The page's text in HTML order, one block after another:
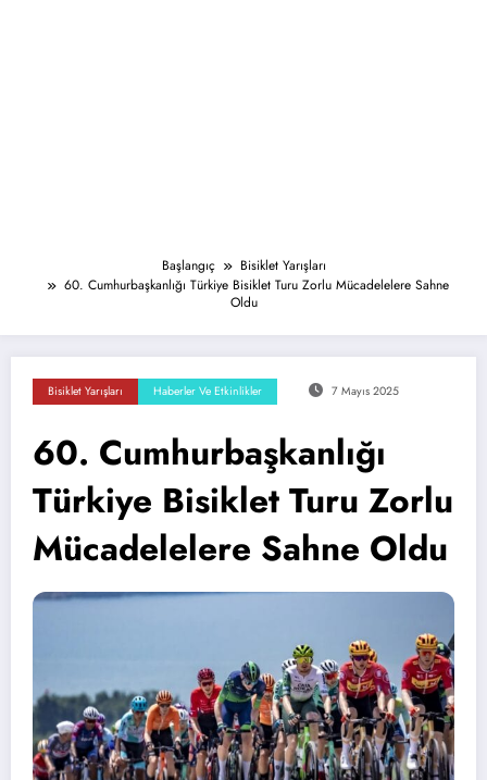
Başlangıç
Bisiklet Yarışları
60. Cumhurbaşkanlığı Türkiye Bisiklet Turu Zorlu Mücadelelere Sahne
Oldu
Bisiklet Yarışları Haberler Ve Etkinlikler 7 Mayıs 2025
60. Cumhurbaşkanlığı
Türkiye Bisiklet Turu Zorlu
Mücadelelere Sahne Oldu